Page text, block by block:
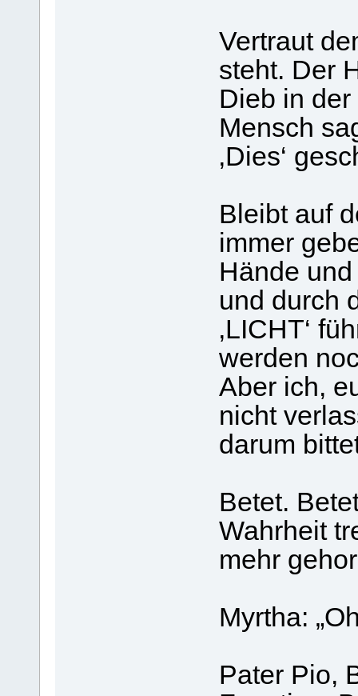
Vertraut
steht. Der
Dieb in
Mensch
‚Dies‘
Bleibt auf
immer
Hände
und durch
‚LICHT‘
werden
Aber ich,
nicht
darum
Betet.
Wahrheit
mehr
Myrtha:
Pater Pio,